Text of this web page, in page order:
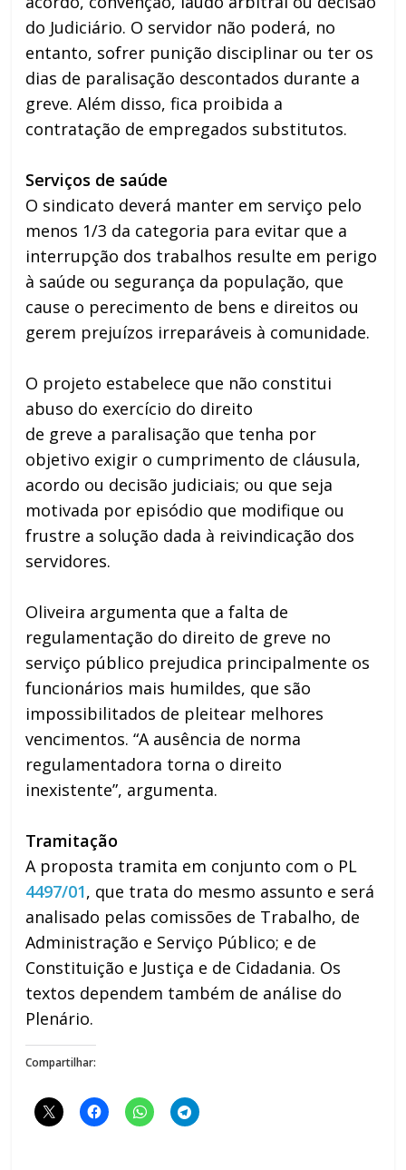
do Judiciário. O servidor não poderá, no
entanto, sofrer punição disciplinar ou ter os
dias de paralisação descontados durante a
greve. Além disso, fica proibida a
contratação de empregados substitutos.
Serviços de saúde
O sindicato deverá manter em serviço pelo
menos 1/3 da categoria para evitar que a
interrupção dos trabalhos resulte em perigo
à saúde ou segurança da população, que
cause o perecimento de bens e direitos ou
gerem prejuízos irreparáveis à comunidade.
O projeto estabelece que não constitui
abuso do exercício do direito
de greve a paralisação que tenha por
objetivo exigir o cumprimento de cláusula,
acordo ou decisão judiciais; ou que seja
motivada por episódio que modifique ou
frustre a solução dada à reivindicação dos
servidores.
Oliveira argumenta que a falta de
regulamentação do direito de greve no
serviço público prejudica principalmente os
funcionários mais humildes, que são
impossibilitados de pleitear melhores
vencimentos. “A ausência de norma
regulamentadora torna o direito
inexistente”, argumenta.
Tramitação
A proposta tramita em conjunto com o PL
4497/01, que trata do mesmo assunto e será
analisado pelas comissões de Trabalho, de
Administração e Serviço Público; e de
Constituição e Justiça e de Cidadania. Os
textos dependem também de análise do
Plenário.
Compartilhar: